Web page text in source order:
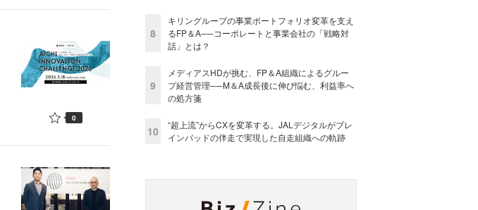
0
8
キリングループの事業ポートフォリオ変革を支え
るFP＆A──コーポレートと事業会社の「戦略対
話」とは？
9
メディアスHDが挑む、FP＆A組織によるグルー
プ経営管理──M＆A成長後に伸び悩む、利益率へ
の処方箋
10
“超上流”からCXを変革する。JALデジタルがブレ
インパッドの伴走で実現した自走組織への軌跡